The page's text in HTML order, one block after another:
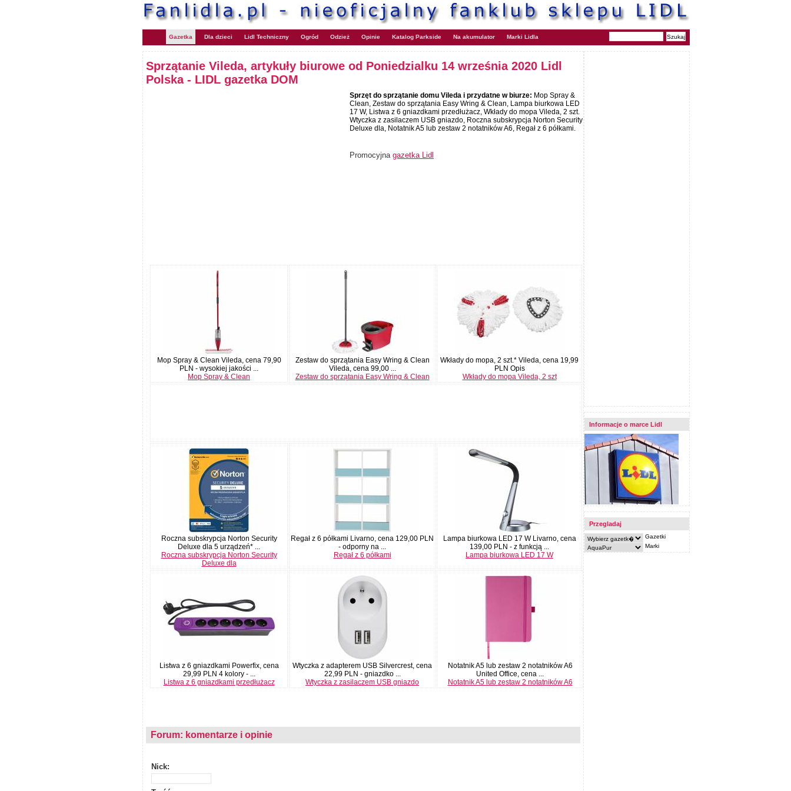
Gazetka Dla dzieci Lidl Techniczny Ogród Odzież Opinie Katalog Parkside Na akumulator Marki Lidla
Sprzątanie Vileda, artykuły biurowe od Poniedzialku 14 września 2020 Lidl
Polska - LIDL gazetka DOM
Sprzęt do sprzątanie domu Vileda i przydatne w biurze: Mop Spray &
Clean, Zestaw do sprzątania Easy Wring & Clean, Lampa biurkowa LED
17 W, Listwa z 6 gniazdkami przedłużacz, Wkłady do mopa Vileda, 2 szt.
Wtyczka z zasilaczem USB gniazdo, Roczna subskrypcja Norton Security
Deluxe dla, Notatnik A5 lub zestaw 2 notatników A6, Regał z 6 półkami.
Promocyjna gazetka Lidl
Mop Spray & Clean Vileda, cena 79,90
PLN - wysokiej jakości ...
Mop Spray & Clean
Zestaw do sprzątania Easy Wring & Clean
Vileda, cena 99,00 ...
Zestaw do sprzątania Easy Wring & Clean
Wkłady do mopa, 2 szt.* Vileda, cena 19,99
PLN Opis
Wkłady do mopa Vileda, 2 szt
Roczna subskrypcja Norton Security
Deluxe dla 5 urządzeń* ...
Roczna subskrypcja Norton Security
Deluxe dla
Regał z 6 półkami Livarno, cena 129,00 PLN
- odporny na ...
Regał z 6 półkami
Lampa biurkowa LED 17 W Livarno, cena
139,00 PLN - z funkcją ...
Lampa biurkowa LED 17 W
Listwa z 6 gniazdkami Powerfix, cena
29,99 PLN 4 kolory - ...
Listwa z 6 gniazdkami przedłużacz
Wtyczka z adapterem USB Silvercrest, cena
22,99 PLN - gniazdko ...
Wtyczka z zasilaczem USB gniazdo
Notatnik A5 lub zestaw 2 notatników A6
United Office, cena ...
Notatnik A5 lub zestaw 2 notatników A6
Forum: komentarze i opinie
Nick:
Informacje o marce Lidl
Przegladaj
Gazetki
Marki